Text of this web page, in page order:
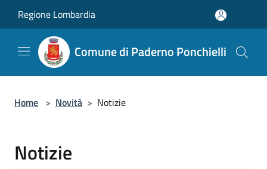
Regione Lombardia
Comune di Paderno Ponchielli
Home > Novità > Notizie
Notizie